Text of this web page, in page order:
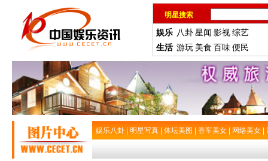
明星搜索
娱乐 八卦星闻 影视综艺
生活 游玩 美食 百味便民
娱乐八卦 明星写真 体坛美图 香车美女 网络美女